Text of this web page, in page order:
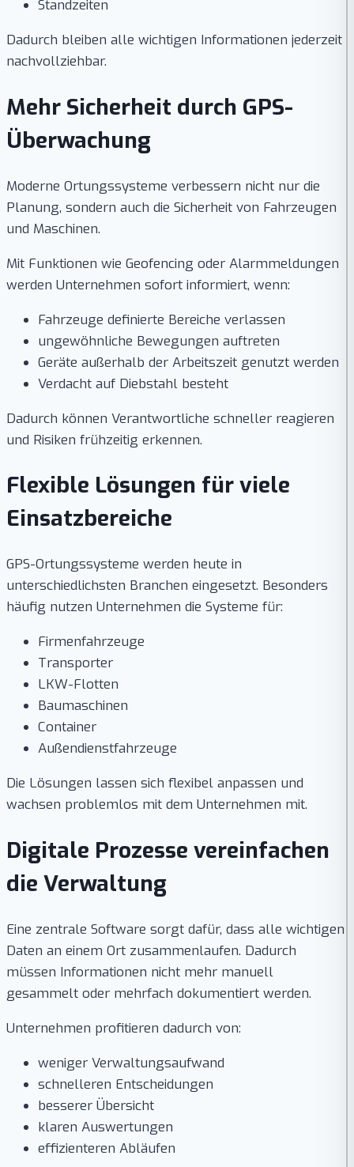
Standzeiten
Dadurch bleiben alle wichtigen Informationen jederzeit
nachvollziehbar.
Mehr Sicherheit durch GPS-
Überwachung
Moderne Ortungssysteme verbessern nicht nur die
Planung, sondern auch die Sicherheit von Fahrzeugen
und Maschinen.
Mit Funktionen wie Geofencing oder Alarmmeldungen
werden Unternehmen sofort informiert, wenn:
Fahrzeuge definierte Bereiche verlassen
ungewöhnliche Bewegungen auftreten
Geräte außerhalb der Arbeitszeit genutzt werden
Verdacht auf Diebstahl besteht
Dadurch können Verantwortliche schneller reagieren
und Risiken frühzeitig erkennen.
Flexible Lösungen für viele
Einsatzbereiche
GPS-Ortungssysteme werden heute in
unterschiedlichsten Branchen eingesetzt. Besonders
häufig nutzen Unternehmen die Systeme für:
Firmenfahrzeuge
Transporter
LKW-Flotten
Baumaschinen
Container
Außendienstfahrzeuge
Die Lösungen lassen sich flexibel anpassen und
wachsen problemlos mit dem Unternehmen mit.
Digitale Prozesse vereinfachen
die Verwaltung
Eine zentrale Software sorgt dafür, dass alle wichtigen
Daten an einem Ort zusammenlaufen. Dadurch
müssen Informationen nicht mehr manuell
gesammelt oder mehrfach dokumentiert werden.
Unternehmen profitieren dadurch von:
weniger Verwaltungsaufwand
schnelleren Entscheidungen
besserer Übersicht
klaren Auswertungen
effizienteren Abläufen